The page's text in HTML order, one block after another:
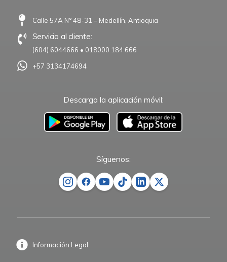
Calle 57A N° 48-31 – Medellín, Antioquia
Servicio al cliente:
(604) 6044666 • 018000 184 666
+57 3134174694
Descarga la aplicación móvil:
–
Síguenos:
Información Legal